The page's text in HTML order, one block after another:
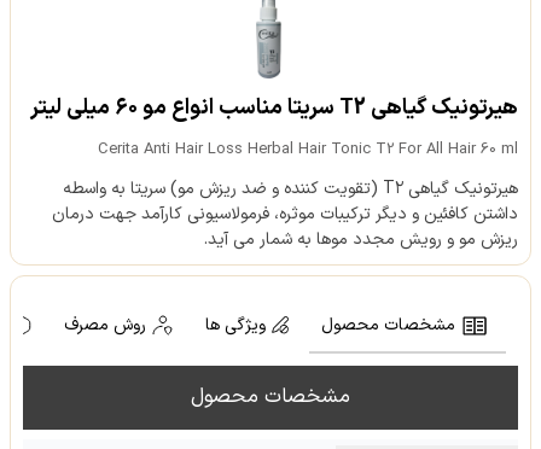
هیرتونیک گیاهی T2 سریتا مناسب انواع مو ۶۰ میلی لیتر
Cerita Anti Hair Loss Herbal Hair Tonic T2 For All Hair 60 ml
هیرتونیک گیاهی T۲ (تقویت کننده و ضد ریزش مو) سریتا به واسطه
داشتن کافئین و دیگر ترکیبات موثره، فرمولاسیونی کارآمد جهت درمان
ریزش مو و رویش مجدد موها به شمار می آید.
مشخصات محصول ویژگی ها روش مصرف
مشخصات محصول